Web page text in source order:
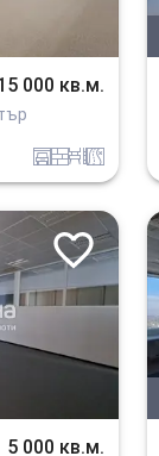
000 кв.м.
garajtuhlaobzavejdne_0 v_blizost_do_asfaltiran_put
5 000 кв.м.